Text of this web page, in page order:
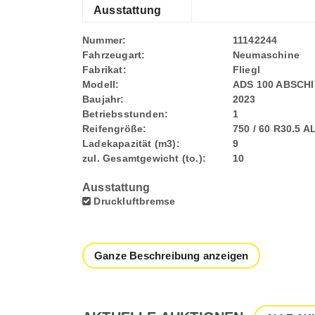
Ausstattung
Nummer:
11142244
Fahrzeugart:
Neumaschine
Fabrikat:
Fliegl
Modell:
ADS 100
Baujahr:
2023
Betriebsstunden:
1
Reifengröße:
750 / 60 R30.5
Ladekapazität (m3):
9
zul. Gesamtgewicht (to.):
10
Ausstattung
Druckluftbremse
Ganze Beschreibung anzeigen